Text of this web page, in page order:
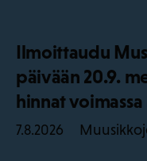
Ilmoittaudu
päivään 20.9.
hinnat voimassa
7.8.2026